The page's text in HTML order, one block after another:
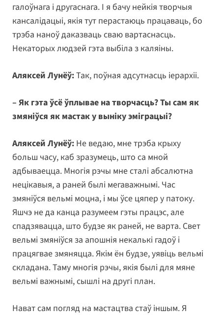
галоўнага і другаснага. І я бачу нейкія творчыя
кансалідацыі, якія тут перастаюць працаваць, бо
трэба наноў даказваць сваю вартаснасць.
Некаторых людзей гэта выбіла з каляіны.
Аляксей Лунёў:Так, поўная адсутнасць іерархіі.
– Як гэта ўсё ўплывае на творчасць? Ты сам як
змяніўся як мастак у выніку эміграцыі?
Аляксей Лунёў: Не ведаю, мне трэба крыху
больш часу, каб зразумець, што са мной
адбываецца. Многія рэчы мне сталі абсалютна
нецікавыя, а раней былі мегаважнымі. Час
змяніўся вельмі моцна, і мы ўсе цяпер у патоку.
Яшчэ не да канца разумеем гэты працэс, але
спадзявацца, што будзе як раней, не варта. Свет
вельмі змяніўся за апошнія некалькі гадоў і
працягвае змяняцца. Якім ён будзе, уявіць вельмі
складана. Таму многія рэчы, якія былі для мяне
вельмі важнымі, сышлі на другі план.
Нават сам погляд на мастацтва стаў іншым. Я